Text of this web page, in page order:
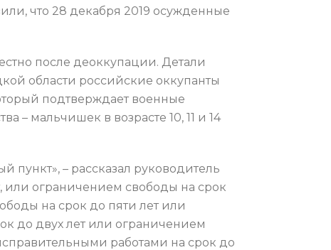
что 28 декабря 2019 осужденные
после деоккупации. Детали
области российские оккупанты
подтверждает военные
– мальчишек в возрасте 10, 11 и 14
– рассказал руководитель
или ограничением свободы на срок
на срок до пяти лет или
до двух лет или ограничением
работами на срок до